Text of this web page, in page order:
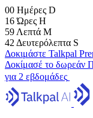
00 Ημέρες D
16 Ώρες H
59 Λεπτά M
41 Δευτερόλεπτα S
Δοκιμάστε Talkpal
Δοκίμασέ το δωρεάν
για 2 εβδομάδες